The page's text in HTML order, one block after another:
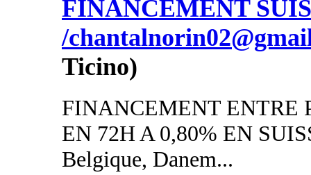
FINANCEMENT
/
Ticino)
FINANCEMENT ENTRE
EN 72H A 0,80% EN
Belgique, Danem...